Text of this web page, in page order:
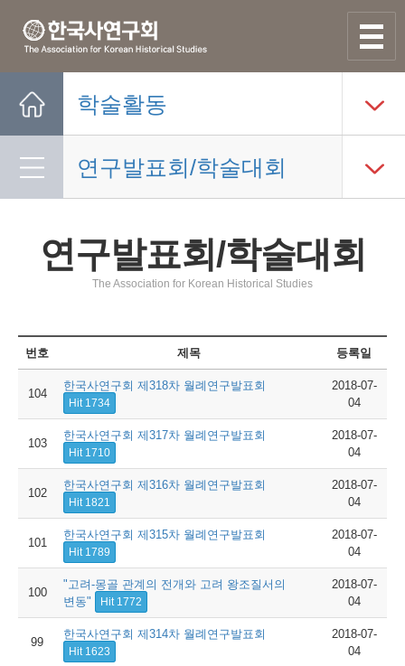
학술활동
연구발표회/학술대회
연구발표회/학술대회
The Association for Korean Historical Studies
번호 제목 등록일
104
한국사연구회 제318차 월례연구발표회
Hit 1734
2018-07-
04
103
한국사연구회 제317차 월례연구발표회
Hit 1710
2018-07-
04
102
한국사연구회 제316차 월례연구발표회
Hit 1821
2018-07-
04
101
한국사연구회 제315차 월례연구발표회
Hit 1789
2018-07-
04
100
"고려-몽골 관계의 전개와 고려 왕조 질서의
변동"
Hit 1772
2018-07-
04
99
한국사연구회 제314차 월례연구발표회
Hit 1623
2018-07-
04